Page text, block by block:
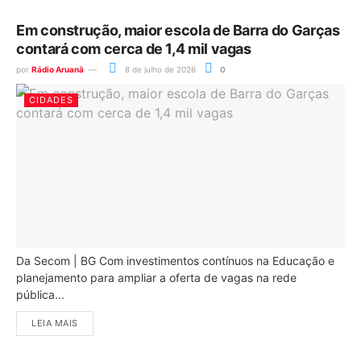
Em construção, maior escola de Barra do Garças
contará com cerca de 1,4 mil vagas
por Rádio Aruanã 8 de julho de 2026 0
CIDADES
Da Secom | BG Com investimentos contínuos na Educação e
planejamento para ampliar a oferta de vagas na rede
pública...
LEIA MAIS